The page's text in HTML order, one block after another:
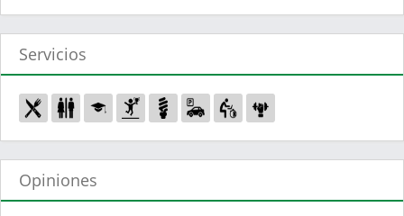
Servicios
Opiniones